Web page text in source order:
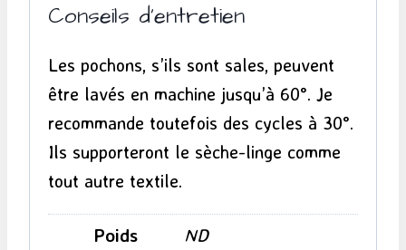
Conseils d’entretien
Les pochons, s’ils sont sales, peuvent
être lavés en machine jusqu’à 60°. Je
recommande toutefois des cycles à 30°.
Ils supporteront le sèche-linge comme
tout autre textile.
Poids
ND